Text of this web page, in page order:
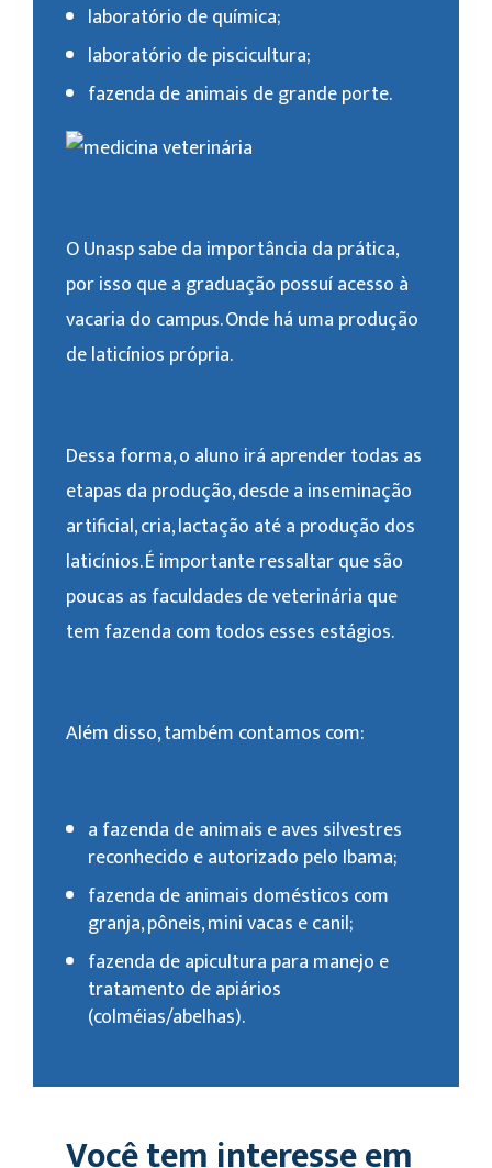
laboratório de química;
laboratório de piscicultura;
fazenda de animais de grande porte.
O Unasp sabe da importância da prática,
por isso que a graduação possuí acesso à
vacaria do campus. Onde há uma produção
de laticínios própria.
Dessa forma, o aluno irá aprender todas as
etapas da produção, desde a inseminação
artificial, cria, lactação até a produção dos
laticínios. É importante ressaltar que são
poucas as faculdades de veterinária que
tem fazenda com todos esses estágios.
Além disso, também contamos com:
a fazenda de animais e aves silvestres
reconhecido e autorizado pelo Ibama;
fazenda de animais domésticos com
granja, pôneis, mini vacas e canil;
fazenda de apicultura para manejo e
tratamento de apiários
(colméias/abelhas).